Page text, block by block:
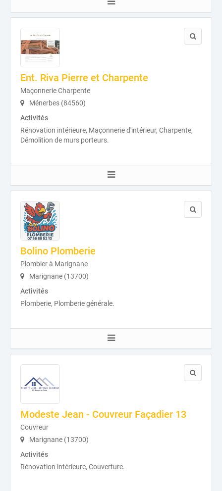
Ent. Riva Pierre et Charpente
Maçonnerie Charpente
Ménerbes (84560)
Activités
Rénovation intérieure, Maçonnerie d'intérieur, Charpente,
Démolition de murs porteurs.
Bolino Plomberie
Plombier à Marignane
Marignane (13700)
Activités
Plomberie, Plomberie générale.
Modeste Jean - Couvreur Façadier 13
Couvreur
Marignane (13700)
Activités
Rénovation intérieure, Couverture.